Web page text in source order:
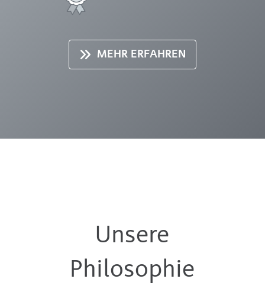
MEHR ERFAHREN
Unsere
Philosophie